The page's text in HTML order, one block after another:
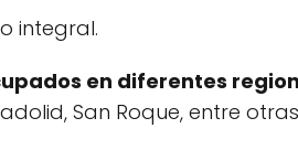
integral.
en diferentes
San Roque, entre